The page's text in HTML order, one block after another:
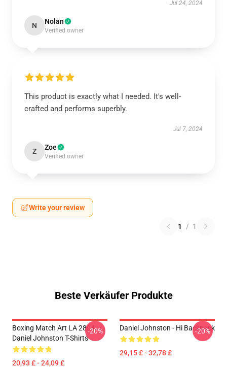
Jul 24, 2024
N Nolan
Verified owner
This product is exactly what I needed. It's well-
crafted and performs superbly.
Jul 7, 2024
Z Zoe
Verified owner
Write your review
1 / 1
Beste Verkäufer Produkte
Boxing Match Art LA 2804
Daniel Johnston T-Shirts
20,93 £ - 24,09 £
-20% Daniel Johnston - Hi Backpack
29,15 £ - 32,78 £
-20%